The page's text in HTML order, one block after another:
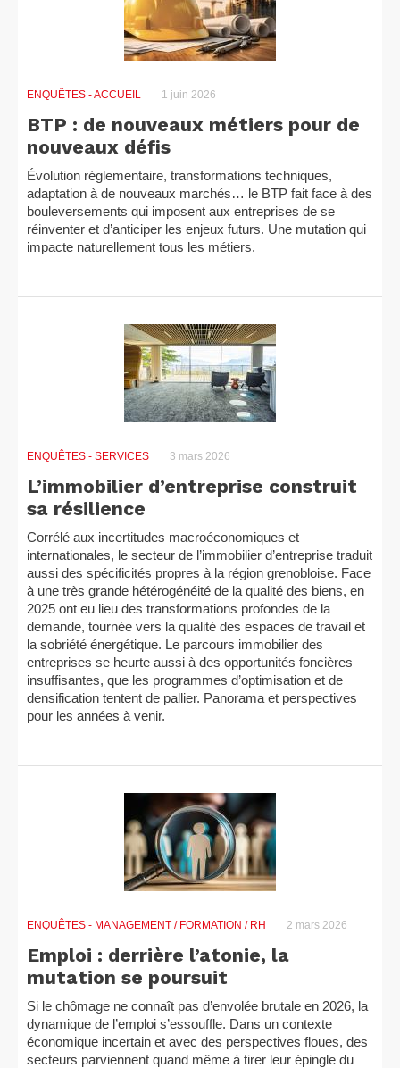
ENQUÊTES - ACCUEIL 1 juin 2026
BTP : de nouveaux métiers pour de
nouveaux défis
Évolution réglementaire, transformations techniques,
adaptation à de nouveaux marchés… le BTP fait face à des
bouleversements qui imposent aux entreprises de se
réinventer et d’anticiper les enjeux futurs. Une mutation qui
impacte naturellement tous les métiers.
ENQUÊTES - SERVICES 3 mars 2026
L’immobilier d’entreprise construit
sa résilience
Corrélé aux incertitudes macroéconomiques et
internationales, le secteur de l’immobilier d’entreprise traduit
aussi des spécificités propres à la région grenobloise. Face
à une très grande hétérogénéité de la qualité des biens, en
2025 ont eu lieu des transformations profondes de la
demande, tournée vers la qualité des espaces de travail et
la sobriété énergétique. Le parcours immobilier des
entreprises se heurte aussi à des opportunités foncières
insuffisantes, que les programmes d’optimisation et de
densification tentent de pallier. Panorama et perspectives
pour les années à venir.
ENQUÊTES - MANAGEMENT / FORMATION / RH 2 mars 2026
Emploi : derrière l’atonie, la
mutation se poursuit
Si le chômage ne connaît pas d’envolée brutale en 2026, la
dynamique de l’emploi s’essouffle. Dans un contexte
économique incertain et avec des perspectives floues, des
secteurs parviennent quand même à tirer leur épingle du